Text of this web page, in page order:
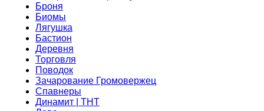
Броня
Биомы
Лягушка
Бастион
Деревня
Торговля
Поводок
Зачарование Громовержец
Спавнеры
Динамит | ТНТ